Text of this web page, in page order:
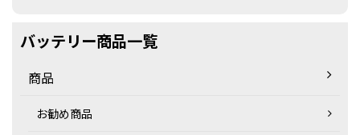
バッテリー商品一覧
商品
お勧め商品